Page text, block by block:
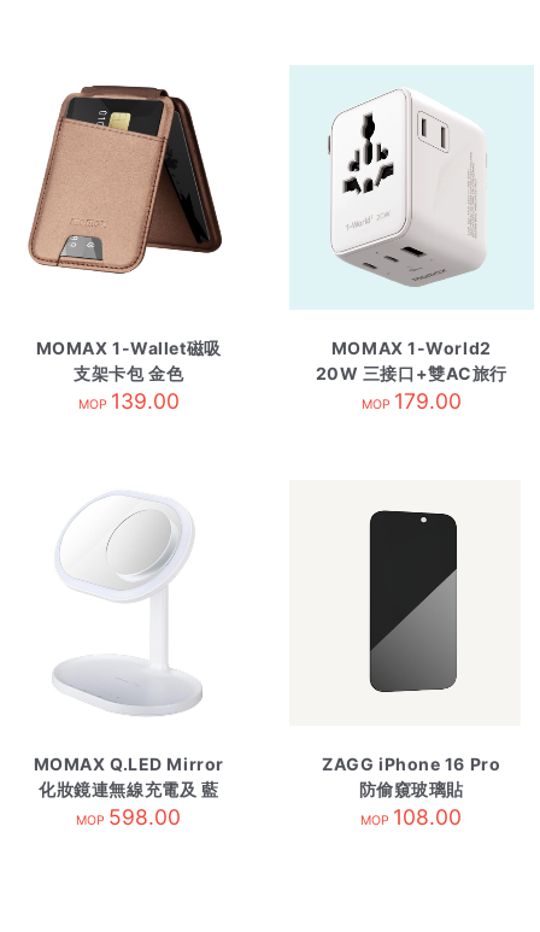
MOMAX 1-Wallet磁吸
支架卡包 金色
MOP 139.00
MOMAX 1-World2
20W 三接口+雙AC旅行
插座 2*USB-
MOP 179.00
MOMAX Q.LED Mirror
化妝鏡連無線充電及 藍
牙音箱 A板1
MOP 598.00
ZAGG iPhone 16 Pro
防偷窺玻璃貼
MOP 108.00